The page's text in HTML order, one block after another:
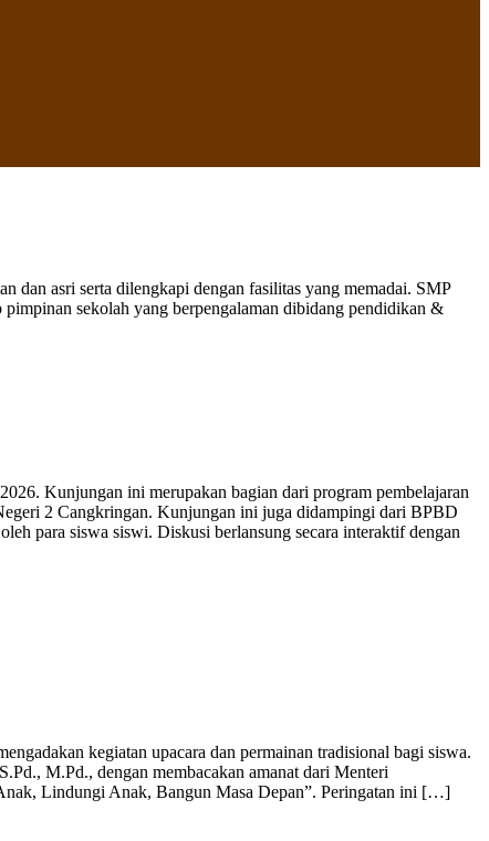
dan asri serta dilengkapi dengan fasilitas yang memadai. SMP
sekolah yang berpengalaman dibidang pendidikan &
Kunjungan ini merupakan bagian dari program pembelajaran
2 Cangkringan. Kunjungan ini juga didampingi dari BPBD
para siswa siswi. Diskusi berlansung secara interaktif dengan
kegiatan upacara dan permainan tradisional bagi siswa.
M.Pd., dengan membacakan amanat dari Menteri
Lindungi Anak, Bangun Masa Depan”. Peringatan ini […]